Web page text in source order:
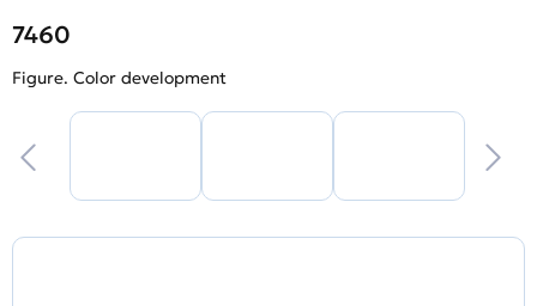
7460
Figure. Color development